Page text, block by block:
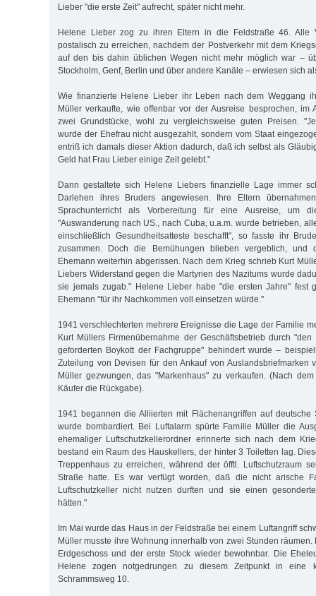
Lieber "die erste Zeit" aufrecht, später nicht mehr.
Helene Lieber zog zu ihren Eltern in die Feldstraße 46. Alle
postalisch zu erreichen, nachdem der Postverkehr mit dem
auf den bis dahin üblichen Wegen nicht mehr möglich war –
Stockholm, Genf, Berlin und über andere Kanäle – erwiesen sich
Wie finanzierte Helene Lieber ihr Leben nach dem Weggang
Müller verkaufte, wie offenbar vor der Ausreise besprochen, im
zwei Grundstücke, wohl zu vergleichsweise guten Preisen.
wurde der Ehefrau nicht ausgezahlt, sondern vom Staat
entriß ich damals dieser Aktion dadurch, daß ich selbst als
Geld hat Frau Lieber einige Zeit gelebt."
Dann gestaltete sich Helene Liebers finanzielle Lage immer
Darlehen ihres Bruders angewiesen. Ihre Eltern
Sprachunterricht als Vorbereitung für eine Ausreise, um
"Auswanderung nach US., nach Cuba, u.a.m. wurde betrieben,
einschließlich Gesundheitsatteste beschafft", so fasste ihr
zusammen. Doch die Bemühungen blieben vergeblich, und
Ehemann weiterhin abgerissen. Nach dem Krieg schrieb Kurt
Liebers Widerstand gegen die Martyrien des Nazitums wurde
sie jemals zugab." Helene Lieber habe "die ersten Jahre" fest
Ehemann "für ihr Nachkommen voll einsetzen würde."
1941 verschlechterten mehrere Ereignisse die Lage der Familie
Kurt Müllers Firmenübernahme der Geschäftsbetrieb durch
geforderten Boykott der Fachgruppe" behindert wurde –
Zuteilung von Devisen für den Ankauf von Auslandsbriefmarken
Müller gezwungen, das "Markenhaus" zu verkaufen. (Nach
Käufer die Rückgabe).
1941 begannen die Alliierten mit Flächenangriffen auf deutsche
wurde bombardiert. Bei Luftalarm spürte Familie Müller die
ehemaliger Luftschutzkellerordner erinnerte sich nach dem
bestand ein Raum des Hauskellers, der hinter 3 Toiletten lag.
Treppenhaus zu erreichen, während der öfftl. Luftschutzraum
Straße hatte. Es war verfügt worden, daß die nicht arische
Luftschutzkeller nicht nutzen durften und sie einen
hätten."
Im Mai wurde das Haus in der Feldstraße bei einem Luftangriff
Müller musste ihre Wohnung innerhalb von zwei Stunden räumen.
Erdgeschoss und der erste Stock wieder bewohnbar. Die
Helene zogen notgedrungen zu diesem Zeitpunkt in eine
Schrammsweg 10.